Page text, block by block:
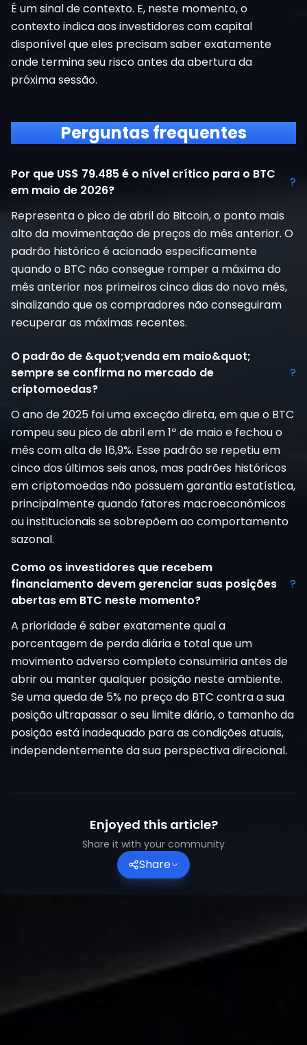
É um sinal de contexto. E, neste momento, o
contexto indica aos investidores com capital
disponível que eles precisam saber exatamente
onde termina seu risco antes da abertura da
próxima sessão.
Perguntas frequentes
Por que US$ 79.485 é o nível crítico para o BTC
em maio de 2026?
?
Representa o pico de abril do Bitcoin, o ponto mais
alto da movimentação de preços do mês anterior. O
padrão histórico é acionado especificamente
quando o BTC não consegue romper a máxima do
mês anterior nos primeiros cinco dias do novo mês,
sinalizando que os compradores não conseguiram
recuperar as máximas recentes.
O padrão de &quot;venda em maio&quot;
sempre se confirma no mercado de
criptomoedas?
?
O ano de 2025 foi uma exceção direta, em que o BTC
rompeu seu pico de abril em 1º de maio e fechou o
mês com alta de 16,9%. Esse padrão se repetiu em
cinco dos últimos seis anos, mas padrões históricos
em criptomoedas não possuem garantia estatística,
principalmente quando fatores macroeconômicos
ou institucionais se sobrepõem ao comportamento
sazonal.
Como os investidores que recebem
financiamento devem gerenciar suas posições
abertas em BTC neste momento?
?
A prioridade é saber exatamente qual a
porcentagem de perda diária e total que um
movimento adverso completo consumiria antes de
abrir ou manter qualquer posição neste ambiente.
Se uma queda de 5% no preço do BTC contra a sua
posição ultrapassar o seu limite diário, o tamanho da
posição está inadequado para as condições atuais,
independentemente da sua perspectiva direcional.
Enjoyed this article?
Share it with your community
Share